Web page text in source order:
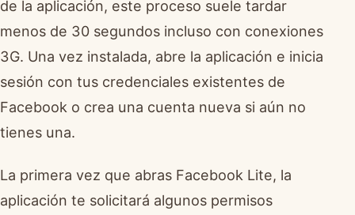
de la aplicación, este proceso suele tardar
menos de 30 segundos incluso con conexiones
3G. Una vez instalada, abre la aplicación e inicia
sesión con tus credenciales existentes de
Facebook o crea una cuenta nueva si aún no
tienes una.
La primera vez que abras Facebook Lite, la
aplicación te solicitará algunos permisos